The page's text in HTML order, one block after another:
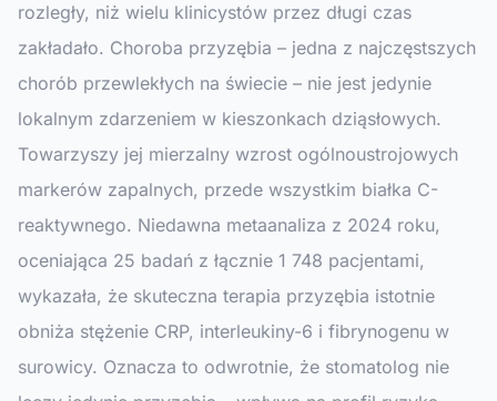
rozległy, niż wielu klinicystów przez długi czas
zakładało. Choroba przyzębia – jedna z najczęstszych
chorób przewlekłych na świecie – nie jest jedynie
lokalnym zdarzeniem w kieszonkach dziąsłowych.
Towarzyszy jej mierzalny wzrost ogólnoustrojowych
markerów zapalnych, przede wszystkim białka C-
reaktywnego. Niedawna metaanaliza z 2024 roku,
oceniająca 25 badań z łącznie 1 748 pacjentami,
wykazała, że skuteczna terapia przyzębia istotnie
obniża stężenie CRP, interleukiny-6 i fibrynogenu w
surowicy. Oznacza to odwrotnie, że stomatolog nie